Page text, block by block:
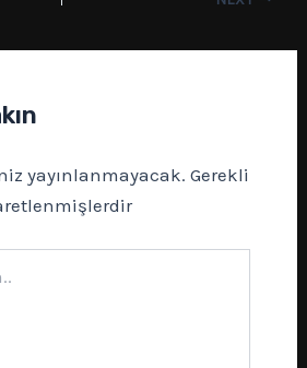
yayınlanmayacak. Gerekli